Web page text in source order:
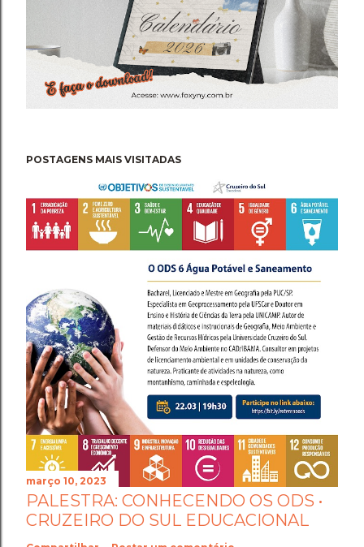
POSTAGENS MAIS VISITADAS
março 10, 2023
PALESTRA: CONHECENDO OS ODS •
CRUZEIRO DO SUL EDUCACIONAL